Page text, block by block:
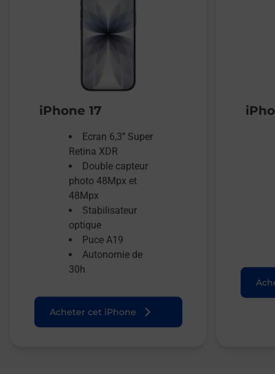
iPhone 17
Ecran 6,3’’ Super
Retina XDR
Double capteur
photo 48Mpx et
48Mpx
Stabilisateur
optique
Puce A19
Autonomie de
30h
Acheter cet iPhone